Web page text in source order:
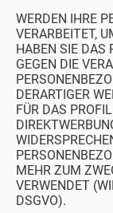
WERDEN IHRE
VERARBEITET,
HABEN SIE DAS
GEGEN DIE
DERARTIGER
FÜR DAS
MEHR ZUM
VERWENDET
DSGVO).